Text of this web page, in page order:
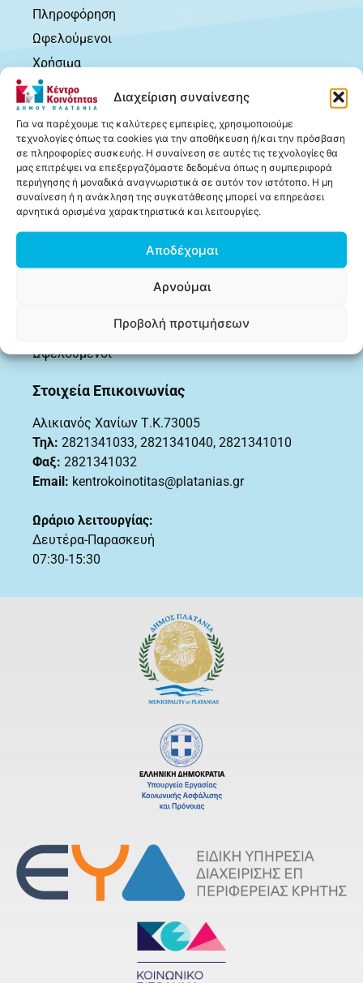
Διαχείριση συναίνεσης
Για να παρέχουμε τις καλύτερες εμπειρίες, χρησιμοποιούμε
τεχνολογίες όπως τα cookies για την αποθήκευση ή/και την πρόσβαση
σε πληροφορίες συσκευής. Η συναίνεση σε αυτές τις τεχνολογίες θα
μας επιτρέψει να επεξεργαζόμαστε δεδομένα όπως η συμπεριφορά
περιήγησης ή μοναδικά αναγνωριστικά σε αυτόν τον ιστότοπο. Η μη
συναίνεση ή η ανάκληση της συγκατάθεσης μπορεί να επηρεάσει
αρνητικά ορισμένα χαρακτηριστικά και λειτουργίες.
Αποδέχομαι
Αρνούμαι
Προβολή προτιμήσεων
Πληροφόρηση
Ωφελούμενοι
Χρήσιμα
Επικοινωνία
Δημοσιεύσεις
Ανακοινώσεις
Δελτία Τύπου
Δια Βίου Μάθηση
Δράσεις
Θέσεις Εργασίας
Ωφελούμενοι
Στοιχεία Επικοινωνίας
Αλικιανός Χανίων Τ.Κ.73005
Τηλ: 2821341033, 2821341040, 2821341010
Φαξ: 2821341032
Email: kentrokoinotitas@platanias.gr
Ωράριο λειτουργίας:
Δευτέρα-Παρασκευή
07:30-15:30